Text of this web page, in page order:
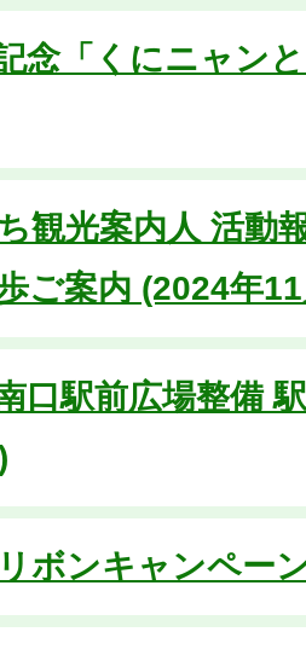
念「くにニャン
観光案内人 活動
ご案内 (2024年
口駅前広場整備
ボンキャンペー